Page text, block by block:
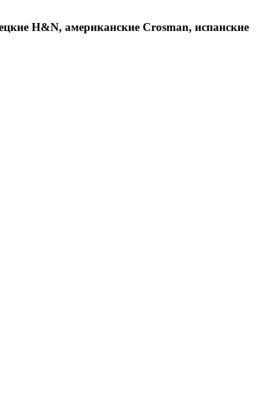
H&N, американские Crosman, испанские